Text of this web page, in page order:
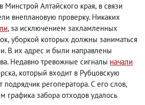
Минстрой Алтайского края, в связи
внеплановую проверку. Никаких
, за исключением захламленных
, уборкой которых должны заниматься
В их адрес и были направлены
Недавно тревожные сигналы начали
, который входит в Рубцовскую
подрядчик регоператора. С его слов,
графика забора отходов удалось